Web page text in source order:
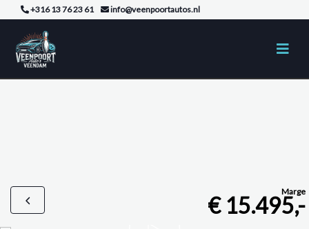
+316 13 76 23 61 info@veenpoortautos.nl
Marge
€ 15.495,-